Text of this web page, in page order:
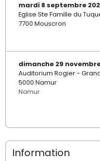
mardi 8 septembre
Eglise Ste Famille du
7700 Mouscron
dimanche 29 novembre
Auditorium Rogier -
5000 Namur
Namur
Information